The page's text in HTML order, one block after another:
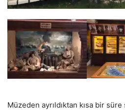
Müzeden ayrıldıktan kısa bir